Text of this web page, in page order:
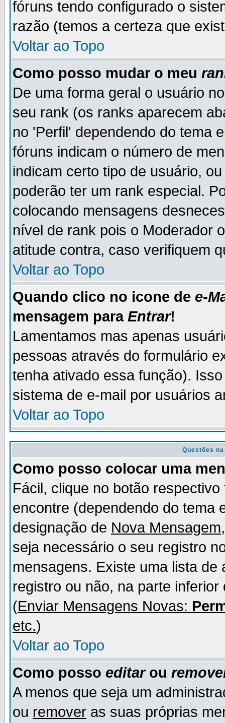
fóruns tendo configurado o
razão (temos a certeza que
Voltar ao Topo
Como posso mudar o meu
De uma forma geral o usuário
seu rank (os ranks aparecem
no 'Perfil' dependendo do tema
fóruns indicam o número de
indicam certo tipo de usuário,
poderão ter um rank especial.
colocando mensagens
nível de rank pois o Moderador
atitude contra, caso verifiquem
Voltar ao Topo
Quando clico no icone de e-
mensagem para Entrar!
Lamentamos mas apenas
pessoas através do formulário
tenha ativado essa função).
sistema de e-mail por usuários
Voltar ao Topo
Questões
Como posso colocar uma
Fácil, clique no botão
encontre (dependendo do tema
designação de Nova Mensagem
seja necessário o seu registro
mensagens. Existe uma lista
registro ou não, na parte
(Enviar Mensagens Novas:
etc.)
Voltar ao Topo
Como posso editarou
A menos que seja um
ou remover as suas próprias